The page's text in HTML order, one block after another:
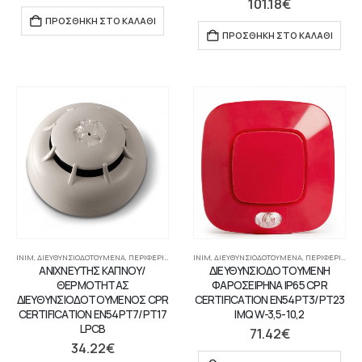
ΠΡΟΣΘΉΚΗ ΣΤΟ ΚΑΛΆΘΙ
101.18€
ΠΡΟΣΘΉΚΗ ΣΤΟ ΚΑΛΆΘΙ
INIM, ΔΙΕΥΘΥΝΣΙΟΔΟΤΟΎΜΕΝΑ, ΠΕΡΙΦΕΡΙΑΚΉ ΣΥΣΚΕΥΉ ,ΣΥΣΤΉΜΑΤΑ ΠΥΡΑΝΊΧΝΕΥΣΗΣ-
ΑΝΙΧΝΕΥΤΗΣ ΚΑΠΝΟΥ/
ΘΕΡΜΟΤΗΤΑΣ
ΔΙΕΥΘΥΝΣΙΟΔΟΤΟΥΜΕΝΟΣ CPR
CERTIFICATION EN54PT7/PT17
LPCB
34.22€
INIM, ΔΙΕΥΘΥΝΣΙΟΔΟΤΟΎΜΕΝΑ, ΠΕΡΙΦΕΡΙΑΚΉ ΣΥΣΚΕΥΉ
ΔΙΕΥΘΥΝΣΙΟΔΟΤΟΥΜΕΝΗ
ΦΑΡΟΣΕΙΡΗΝΑ IP65 CPR
CERTIFICATION EN54PT3/PT23
IMQ W-3,5-10,2
71.42€